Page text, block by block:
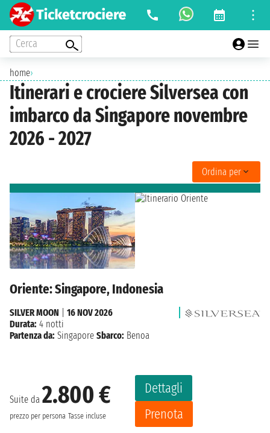
Cerca
home›
Itinerari e crociere Silversea con
imbarco da Singapore novembre
2026 - 2027
Ordina per
Oriente: Singapore, Indonesia
Suite da 2.800 €
prezzo per persona Tasse incluse
Dettagli
Prenota
SILVER MOON
16 NOV 2026
Durata: 4 notti
Partenza da: Singapore Sbarco: Benoa